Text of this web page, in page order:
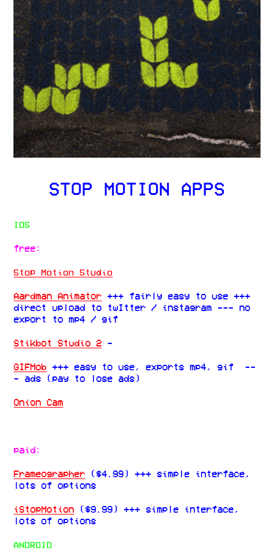
STOP MOTION APPS
IOS
free:
Stop Motion Studio
Aardman Animator +++ fairly easy to use +++
direct upload to twItter / instagram --- no
export to mp4 / gif
Stikbot Studio 2 -
GIFMob +++ easy to use, exports mp4, gif --
- ads (pay to lose ads)
Onion Cam
paid:
Frameographer ($4.99) +++ simple interface,
lots of options
iStopMotion ($9.99) +++ simple interface,
lots of options
ANDROID